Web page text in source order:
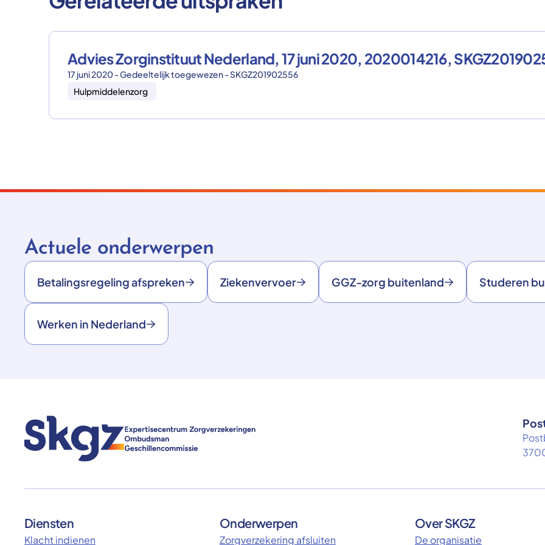
Advies Zorginstituut Nederland, 17 juni 2020, 2020014216,
17 juni 2020 - Gedeeltelijk toegewezen - SKGZ201902556
Hulpmiddelenzorg
Actuele onderwerpen
Betalingsregeling afspreken Ziekenvervoer GGZ-zorg buitenland Studeren
Werken in Nederland
Diensten
Klacht indienen
Onderwerpen
Zorgverzekering afsluiten
Over SKGZ
De organisatie